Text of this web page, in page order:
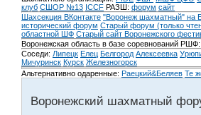
клуб СШОР №13 ICCF РАЗШ: форум сайт
Шахсекция ВКонтакте "Воронеж шахматный" на
исторический форум Cтарый форум (только
областной ШФ Старый сайт Воронежского
Воронежская область в базе соревнований РШФ:
Соседи: Липецк Елец Белгород Алексеевка
Мичуринск Курск Железногорск
Альтернативно одаренные: Раецкий&Беляев Те
Воронежский шахматный